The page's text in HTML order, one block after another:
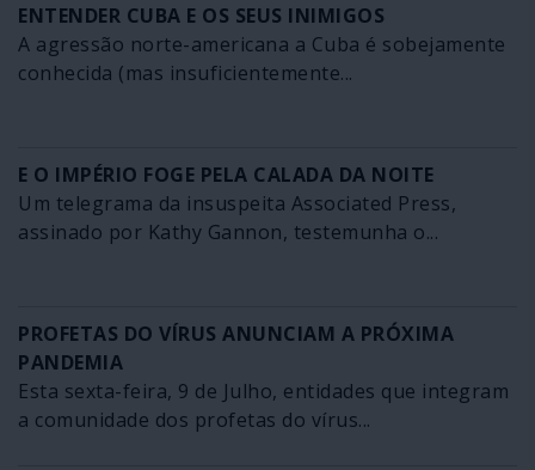
ENTENDER CUBA E OS SEUS INIMIGOS
A agressão norte-americana a Cuba é sobejamente
conhecida (mas insuficientemente...
E O IMPÉRIO FOGE PELA CALADA DA NOITE
Um telegrama da insuspeita Associated Press,
assinado por Kathy Gannon, testemunha o...
PROFETAS DO VÍRUS ANUNCIAM A PRÓXIMA
PANDEMIA
Esta sexta-feira, 9 de Julho, entidades que integram
a comunidade dos profetas do vírus...